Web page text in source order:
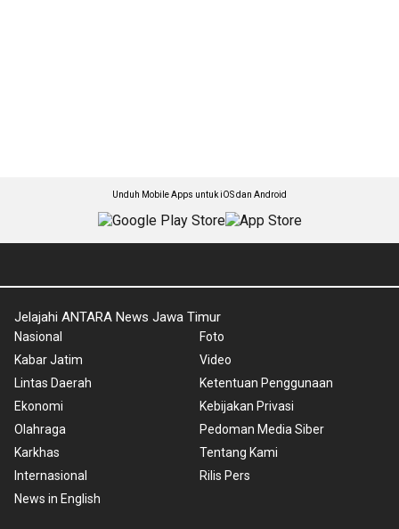
Unduh Mobile Apps untuk iOS dan Android
Jelajahi ANTARA News Jawa Timur
Nasional
Kabar Jatim
Lintas Daerah
Ekonomi
Olahraga
Karkhas
Internasional
News in English
Foto
Video
Ketentuan Penggunaan
Kebijakan Privasi
Pedoman Media Siber
Tentang Kami
Rilis Pers